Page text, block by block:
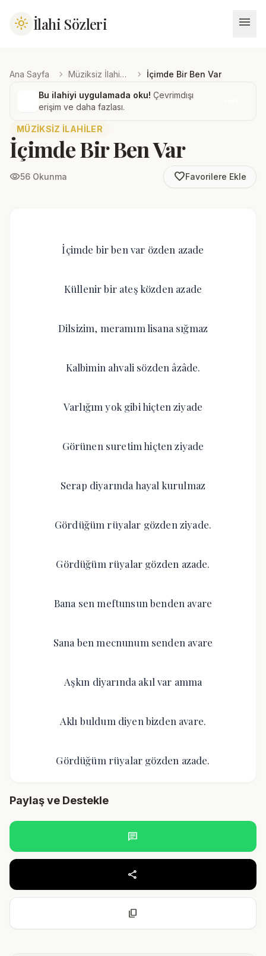
light_mode İlahi Sözleri menu
Ana Sayfa chevron_right Müziksiz İlahiler chevron_right İçimde Bir Ben Var
Bu ilahiyi uygulamada oku! Çevrimdışı
erişim ve daha fazlası.
MÜZIKSIZ İLAHILER
İçimde Bir Ben Var
visibility56 Okunma favorite_borderFavorilere Ekle
İçimde bir ben var özden azade
Küllenir bir ateş közden azade
Dilsizim, meramım lisana sığmaz
Kalbimin ahvali sözden âzâde.
Varlığım yok gibi hiçten ziyade
Görünen suretim hiçten ziyade
Serap diyarında hayal kurulmaz
Gördüğüm rüyalar gözden ziyade.
Gördüğüm rüyalar gözden azade.
Bana sen meftunsun benden avare
Sana ben mecnunum senden avare
Aşkın diyarında akıl var amma
Aklı buldum diyen bizden avare.
Gördüğüm rüyalar gözden azade.
Paylaş ve Destekle
chat
share
content_copy